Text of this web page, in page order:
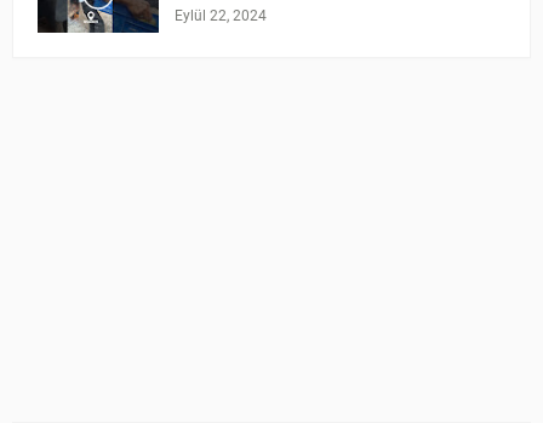
Eylül 22, 2024